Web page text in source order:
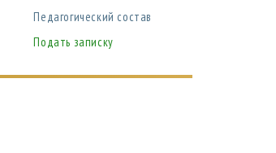
Педагогический состав
Подать записку